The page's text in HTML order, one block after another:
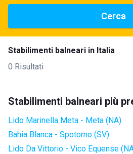
Cerca
Stabilimenti balneari in Italia
0 Risultati
Stabilimenti balneari più
Lido Marinella Meta - Meta (NA)
Bahia Blanca - Spotorno (SV)
Lido Da Vittorio - Vico Equense